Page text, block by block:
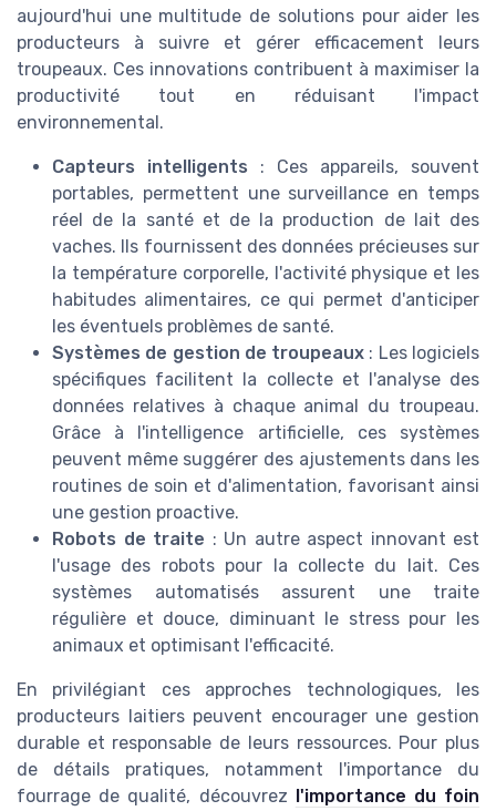
aujourd'hui une multitude de solutions pour aider les
producteurs à suivre et gérer efficacement leurs
troupeaux. Ces innovations contribuent à maximiser la
productivité tout en réduisant l'impact
environnemental.
Capteurs intelligents : Ces appareils, souvent
portables, permettent une surveillance en temps
réel de la santé et de la production de lait des
vaches. Ils fournissent des données précieuses sur
la température corporelle, l'activité physique et les
habitudes alimentaires, ce qui permet d'anticiper
les éventuels problèmes de santé.
Systèmes de gestion de troupeaux : Les logiciels
spécifiques facilitent la collecte et l'analyse des
données relatives à chaque animal du troupeau.
Grâce à l'intelligence artificielle, ces systèmes
peuvent même suggérer des ajustements dans les
routines de soin et d'alimentation, favorisant ainsi
une gestion proactive.
Robots de traite : Un autre aspect innovant est
l'usage des robots pour la collecte du lait. Ces
systèmes automatisés assurent une traite
régulière et douce, diminuant le stress pour les
animaux et optimisant l'efficacité.
En privilégiant ces approches technologiques, les
producteurs laitiers peuvent encourager une gestion
durable et responsable de leurs ressources. Pour plus
de détails pratiques, notamment l'importance du
fourrage de qualité, découvrez
l'importance du foin